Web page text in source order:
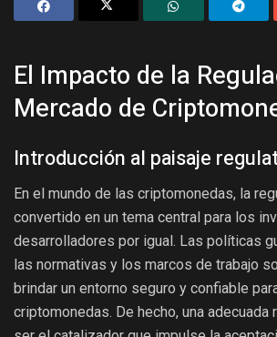
El Impacto de la
Mercado de
Introducción al paisaje
En el mundo de las criptomonedas, la
convertido en un tema central para los
desarrolladores por igual. Las políticas
las normativas y los marcos de trabajo
brindar un entorno seguro y confiable
criptomonedas. De hecho, una adecuada